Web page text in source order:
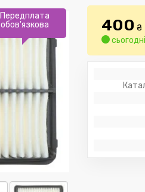
Передплата
обов'язкова
400 ₴
сьогодні